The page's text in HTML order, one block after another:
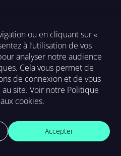
légales
F.A.Q.
ou en cliquant sur «
à l’utilisation de vos
analyser notre audience
Cela vous permet de
de connexion et de vous
site. Voir notre Politique
cookies.
Accepter